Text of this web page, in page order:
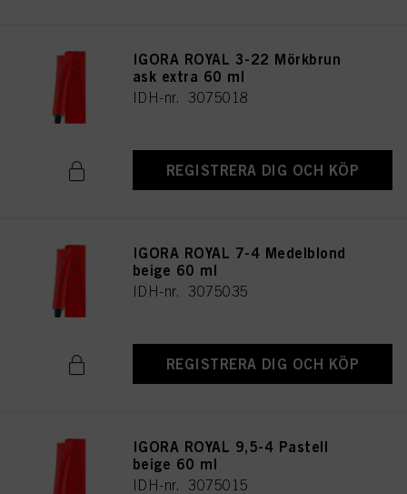
IGORA ROYAL 3-22 Mörkbrun
ask extra 60 ml
IDH-nr. 3075018
REGISTRERA DIG OCH KÖP
IGORA ROYAL 7-4 Medelblond
beige 60 ml
IDH-nr. 3075035
REGISTRERA DIG OCH KÖP
IGORA ROYAL 9,5-4 Pastell
beige 60 ml
IDH-nr. 3075015